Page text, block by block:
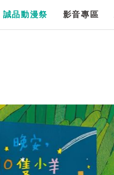
誠品動漫祭 影音專區